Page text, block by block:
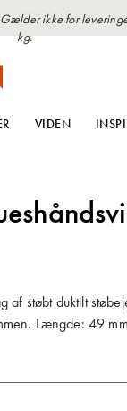
Gælder ikke for
kg.
VIDEN
af støbt duktilt
Længde: 49